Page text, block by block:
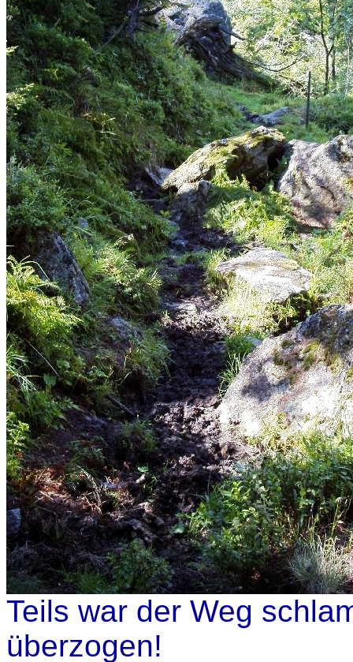
Teils war der Weg
überzogen!